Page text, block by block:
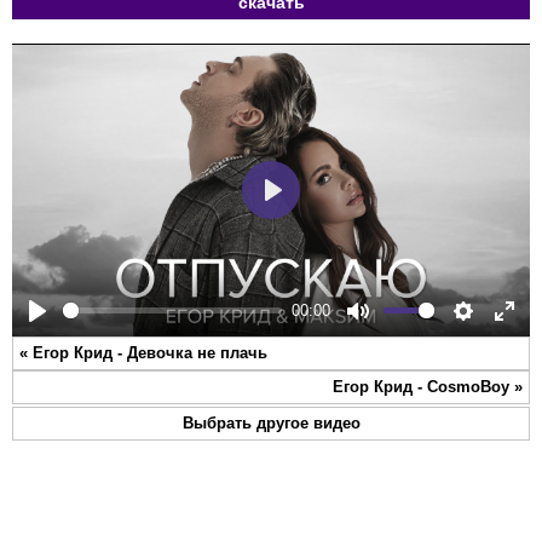
Play
00:00
Mute Settings
Play
« Егор Крид - Девочка не плачь
Егор Крид - CosmoBoy »
Выбрать другое видео